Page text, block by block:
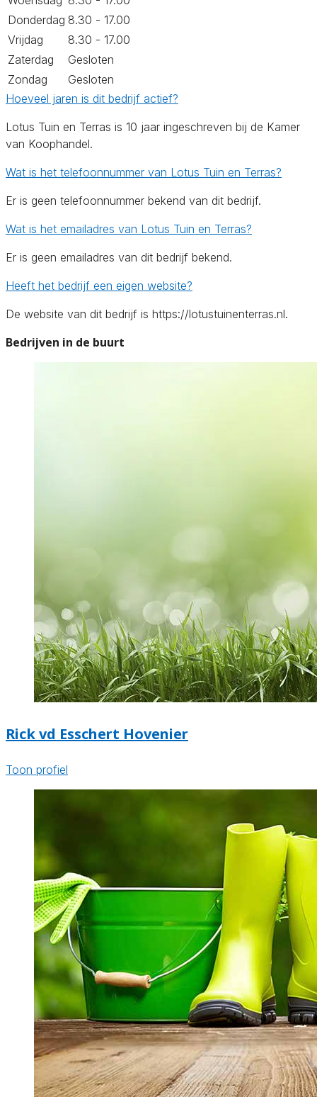
Donderdag 8.30 - 17.00
Vrijdag
8.30 - 17.00
Zaterdag
Gesloten
Zondag
Gesloten
Hoeveel jaren is dit bedrijf actief?
Lotus Tuin en Terras is 10 jaar ingeschreven bij de Kamer
van Koophandel.
Wat is het telefoonnummer van Lotus Tuin en Terras?
Er is geen telefoonnummer bekend van dit bedrijf.
Wat is het emailadres van Lotus Tuin en Terras?
Er is geen emailadres van dit bedrijf bekend.
Heeft het bedrijf een eigen website?
De website van dit bedrijf is https://lotustuinenterras.nl.
Bedrijven in de buurt
Rick vd Esschert Hovenier
Toon profiel